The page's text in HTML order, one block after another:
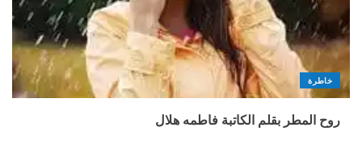
خاطرة
روح المطر بقلم الكاتبة فاطمه هلال